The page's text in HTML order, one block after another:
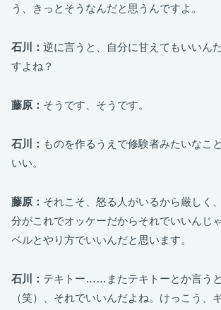
う、きっとそうなんだと思うんですよ。
石川： 逆に言うと、自分に甘えてもいいん
すよね？
藤原： そうです、そうです。
石川： ものを作るうえで修験者みたいなこ
いい。
藤原： それこそ、怒る人がいるから厳しく
分がこれでオッケーだからそれでいいんじ
ベルとやり方でいいんだと思います。
石川： テキトー……またテキトーとか言う
（笑）、それでいいんだよね。けっこう、